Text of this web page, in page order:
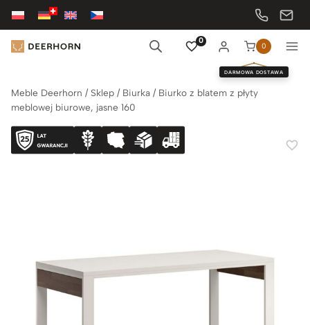
Przejdź
treści
0
0
DARMOWA DOSTAWA
Meble Deerhorn / Sklep / Biurka / Biurko z blatem z płyty
meblowej biurowe, jasne 160